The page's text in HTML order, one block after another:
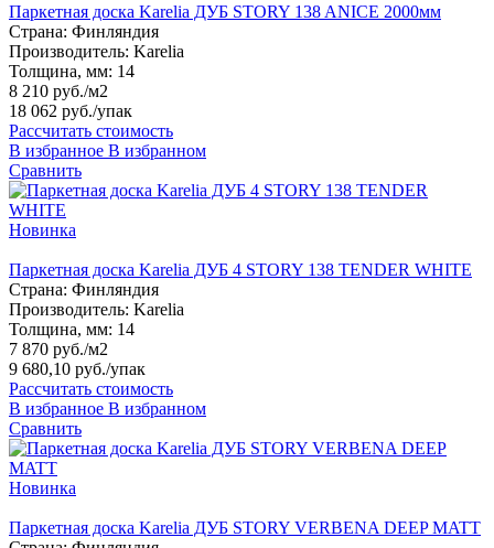
Паркетная доска Karelia ДУБ STORY 138 ANICE 2000мм
Страна: Финляндия
Производитель: Karelia
Толщина, мм: 14
8 210 руб./м2
18 062 руб./упак
Рассчитать стоимость
В избранное В избранном
Сравнить
Новинка
Паркетная доска Karelia ДУБ 4 STORY 138 TENDER WHITE
Страна: Финляндия
Производитель: Karelia
Толщина, мм: 14
7 870 руб./м2
9 680,10 руб./упак
Рассчитать стоимость
В избранное В избранном
Сравнить
Новинка
Паркетная доска Karelia ДУБ STORY VERBENA DEEP MATT